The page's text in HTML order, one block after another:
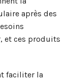
après des
et ces produits
faciliter la